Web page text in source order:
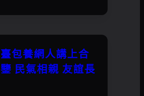
包養網人講上合
民氣相親 友誼長